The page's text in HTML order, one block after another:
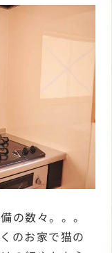
の数々。。。
のお家で猫の